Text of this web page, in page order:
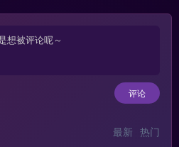
评论
最新 热门